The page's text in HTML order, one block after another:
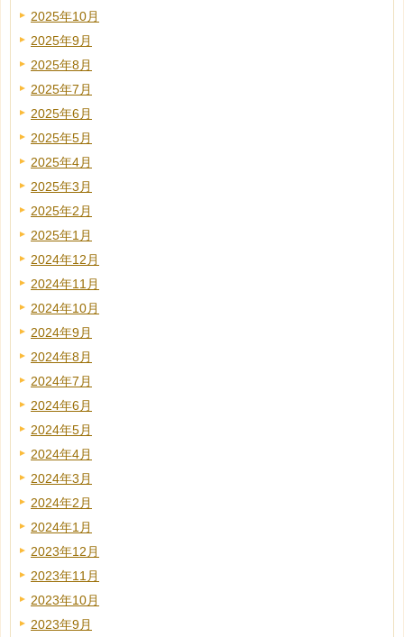
2025年10月
2025年9月
2025年8月
2025年7月
2025年6月
2025年5月
2025年4月
2025年3月
2025年2月
2025年1月
2024年12月
2024年11月
2024年10月
2024年9月
2024年8月
2024年7月
2024年6月
2024年5月
2024年4月
2024年3月
2024年2月
2024年1月
2023年12月
2023年11月
2023年10月
2023年9月